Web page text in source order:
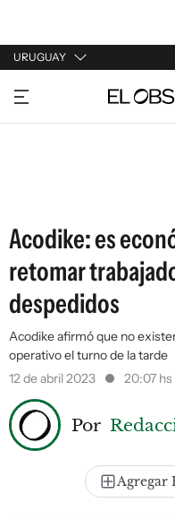
URUGUAY
URUGUAY
ARGENTINA
Acodike: es
retomar
despedidos
Acodike afirmó que no
operativo el turno de la tarde
12 de abril 2023
20:07 hs
Por
Agregar